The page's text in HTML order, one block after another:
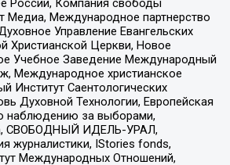
России, Компания свободы
Медиа, Международное партнерство
Управление Евангельских
Христианской Церкви, Новое
Учебное Заведение Международный
Международное христианское
Институт Саентологических
Духовной Технологии, Европейская
наблюдению за выборами,
СВОБОДНЫЙ ИДЕЛЬ-УРАЛ,
журналистики, IStories fonds,
Международных Отношений,